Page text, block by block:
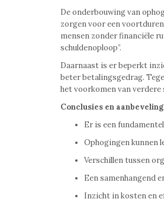
De onderbouwing van
zorgen voor een
mensen zonder financiële
schuldenoploop”.
Daarnaast is er beperkt
beter betalingsgedrag.
het voorkomen van verdere
Conclusies en
Er is een
Ophogingen kunnen
Verschillen tussen
Een samenhangend
Inzicht in kosten en